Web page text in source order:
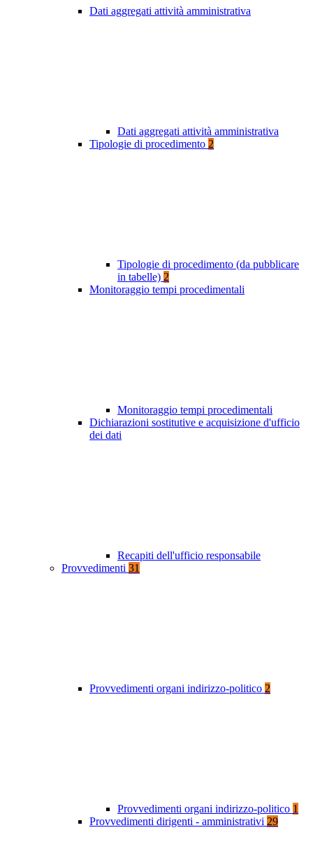
Dati aggregati attività amministrativa
Dati aggregati attività amministrativa
Tipologie di procedimento 2
Tipologie di procedimento (da pubblicare
in tabelle) 2
Monitoraggio tempi procedimentali
Monitoraggio tempi procedimentali
Dichiarazioni sostitutive e acquisizione d'ufficio
dei dati
Recapiti dell'ufficio responsabile
Provvedimenti 31
Provvedimenti organi indirizzo-politico 2
Provvedimenti organi indirizzo-politico 1
Provvedimenti dirigenti - amministrativi 29